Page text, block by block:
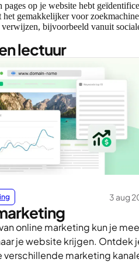
pages op je website hebt
gemakkelijker voor
bijvoorbeeld vanuit
lectuur
3 aug
online marketing kun je
je website krijgen. Ontdek
verschillende marketing